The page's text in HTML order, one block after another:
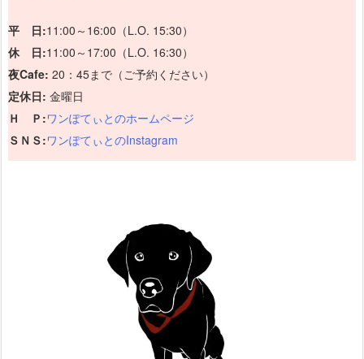
平 日:11:00～16:00（L.O. 15:30）
休 日:11:00～17:00（L.O. 16:30）
夜Cafe: 20：45まで（ご予約ください）
定休日: 金曜日
Ｈ Ｐ:ワンぽてぃとのホームページ
ＳＮＳ:ワンぽてぃとのInstagram